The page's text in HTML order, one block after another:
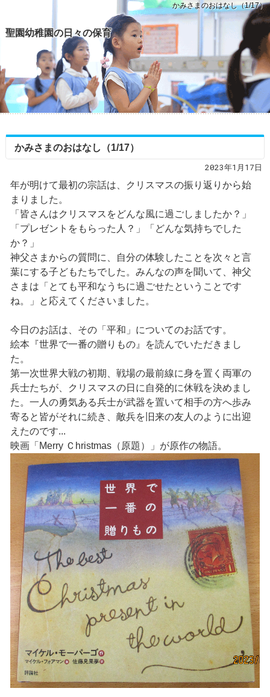
かみさまのおはなし（1/17）
聖園幼稚園の日々の保育
かみさまのおはなし（1/17）
2023年1月17日
年が明けて最初の宗話は、クリスマスの振り返りから始
まりました。
「皆さんはクリスマスをどんな風に過ごしましたか？」
「プレゼントをもらった人？」「どんな気持ちでした
か？」
神父さまからの質問に、自分の体験したことを次々と言
葉にする子どもたちでした。みんなの声を聞いて、神父
さまは「とても平和なうちに過ごせたということです
ね。」と応えてくださいました。
今日のお話は、その「平和」についてのお話です。
絵本『世界で一番の贈りもの』を読んでいただきまし
た。
第一次世界大戦の初期、戦場の最前線に身を置く両軍の
兵士たちが、クリスマスの日に自発的に休戦を決めまし
た。一人の勇気ある兵士が武器を置いて相手の方へ歩み
寄ると皆がそれに続き、敵兵を旧来の友人のように出迎
えたのです...
映画「Мerry Ｃhristmas（原題）」が原作の物語。